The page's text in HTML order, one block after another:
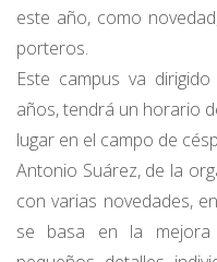
este año, como
porteros.
Este campus va
años, tendrá un horario
lugar en el campo de
Antonio Suárez, de la
con varias novedades,
se basa en la mejora